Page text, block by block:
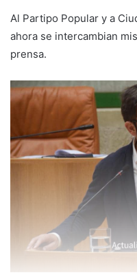
Al Partipo Popular y a
ahora se intercambian
prensa.